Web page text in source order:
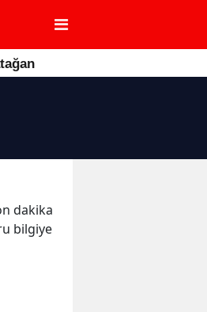
dakika
bilgiye